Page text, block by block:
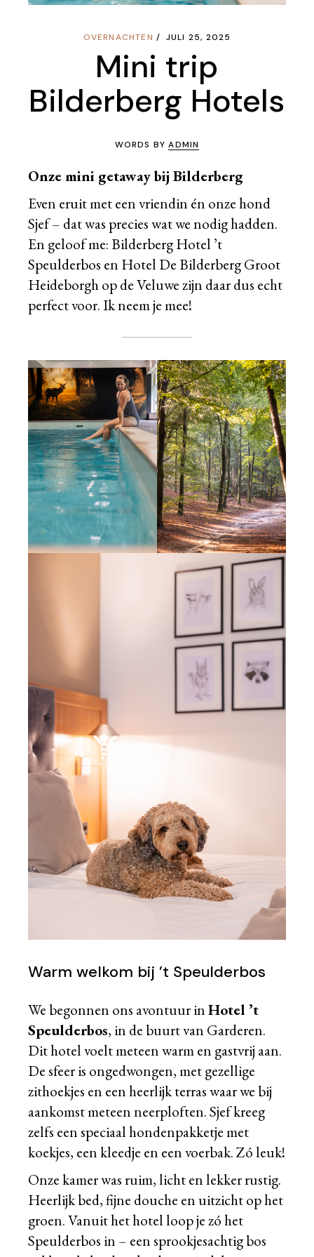
OVERNACHTEN JULI 25, 2025
Mini trip
Bilderberg Hotels
WORDS BYADMIN
Onze mini getaway bij Bilderberg
Even eruit met een vriendin én onze hond
Sjef – dat was precies wat we nodig hadden.
En geloof me: Bilderberg Hotel ’t
Speulderbos en Hotel De Bilderberg Groot
Heideborgh op de Veluwe zijn daar dus echt
perfect voor. Ik neem je mee!
Warm welkom bij ’t Speulderbos
We begonnen ons avontuur inHotel ’t
Speulderbos, in de buurt van Garderen.
Dit hotel voelt meteen warm en gastvrij aan.
De sfeer is ongedwongen, met gezellige
zithoekjes en een heerlijk terras waar we bij
aankomst meteen neerploften. Sjef kreeg
zelfs een speciaal hondenpakketje met
koekjes, een kleedje en een voerbak. Zó leuk!
Onze kamer was ruim, licht en lekker rustig.
Heerlijk bed, fijne douche en uitzicht op het
groen. Vanuit het hotel loop je zó het
Speulderbos in – een sprookjesachtig bos